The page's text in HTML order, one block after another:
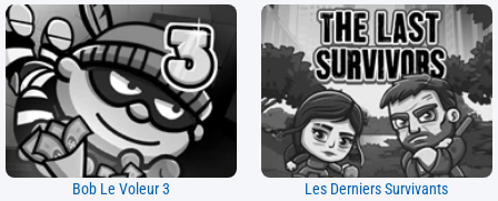
Bob Le Voleur 3 Les Derniers Survivants